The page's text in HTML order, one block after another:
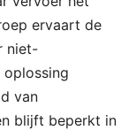
ervaart de
niet-
van
blijft beperkt in